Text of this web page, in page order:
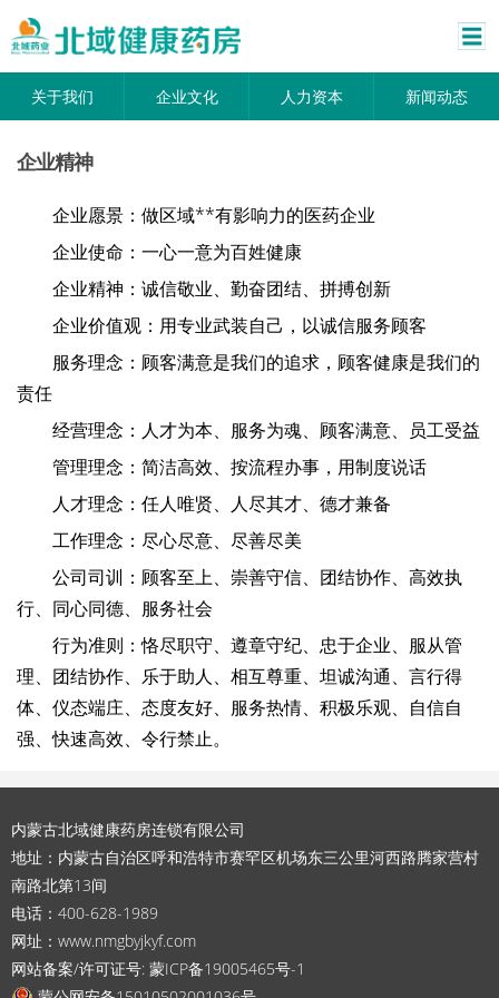
关于我们 企业文化 人力资本 新闻动态
企业精神
企业愿景：做区域**有影响力的医药企业
企业使命：一心一意为百姓健康
企业精神：诚信敬业、勤奋团结、拼搏创新
企业价值观：用专业武装自己，以诚信服务顾客
服务理念：顾客满意是我们的追求，顾客健康是我们的
责任
经营理念：人才为本、服务为魂、顾客满意、员工受益
管理理念：简洁高效、按流程办事，用制度说话
人才理念：任人唯贤、人尽其才、德才兼备
工作理念：尽心尽意、尽善尽美
公司司训：顾客至上、崇善守信、团结协作、高效执
行、同心同德、服务社会
行为准则：恪尽职守、遵章守纪、忠于企业、服从管
理、团结协作、乐于助人、相互尊重、坦诚沟通、言行得
体、仪态端庄、态度友好、服务热情、积极乐观、自信自
强、快速高效、令行禁止。
内蒙古北域健康药房连锁有限公司
地址：内蒙古自治区呼和浩特市赛罕区机场东三公里河西路腾家营村
南路北第13间
电话：400-628-1989
网址：www.nmgbyjkyf.com
网站备案/许可证号: 蒙ICP备19005465号-1